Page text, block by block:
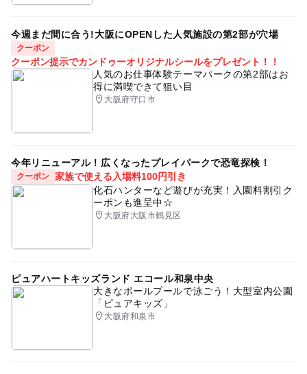
今週まだ間に合う!大阪にOPENした人気施設の第2部が穴場
クーポン
クーポン提示でカンドゥーオリジナルシールをプレゼント！！
人気のお仕事体験テーマパークの第2部はお
得に満喫できて狙い目
大阪府守口市
今年リニューアル！広くなったプレイパークで恐竜探検！
クーポン 家族で使える入場料100円引き
化石ハンターなど遊びが充実！入園料割引ク
ーポンも進呈中☆
大阪府大阪市鶴見区
ピュアハートキッズランド エコール和泉中央
大きなボールプールで泳ごう！大型室内公園
「ピュアキッズ」
大阪府和泉市